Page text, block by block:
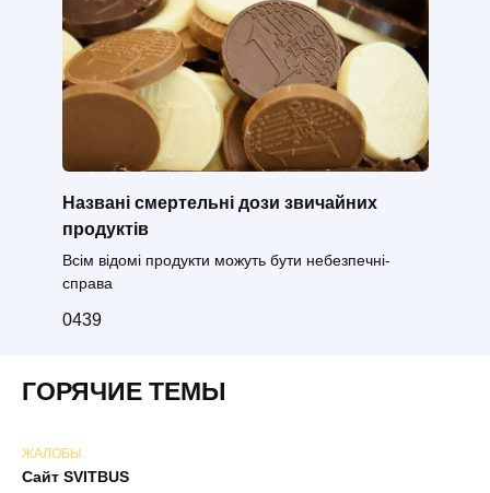
Названі смертельні дози звичайних
продуктів
Всім відомі продукти можуть бути небезпечні-
справа
0439
ГОРЯЧИЕ ТЕМЫ
ЖАЛОБЫ
Сайт SVITBUS